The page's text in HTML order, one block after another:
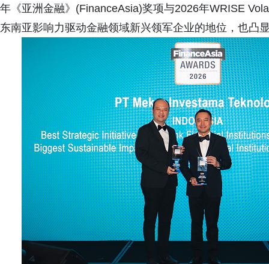
年《亚洲金融》(FinanceAsia)奖项与2026年WRISE
东南亚影响力驱动金融领域新兴领军企业的地位，也凸